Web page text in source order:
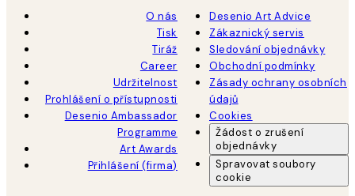
O nás
Tisk
Tiráž
Career
Udržitelnost
Prohlášení o přístupnosti
Desenio Ambassador
Programme
Art Awards
Přihlášení (firma)
Desenio Art Advice
Zákaznický servis
Sledování objednávky
Obchodní podmínky
Zásady ochrany osobních
údajů
Cookies
Žádost o zrušení
objednávky
Spravovat soubory
cookie